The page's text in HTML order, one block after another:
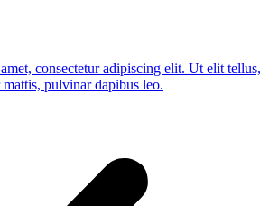
consectetur adipiscing elit. Ut elit tellus,
pulvinar dapibus leo.